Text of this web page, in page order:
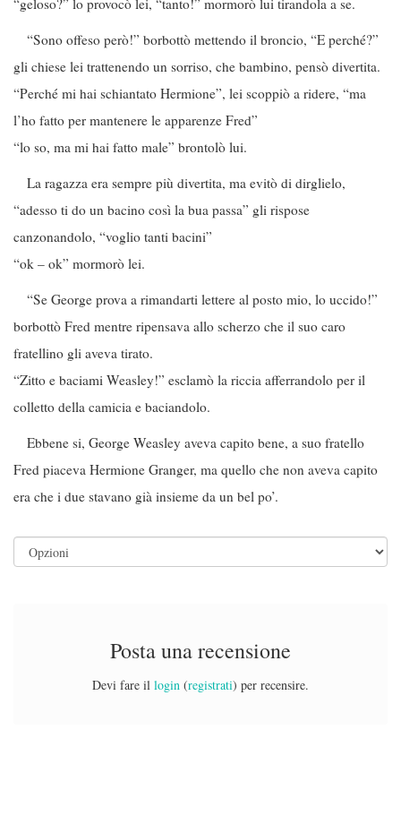
“geloso?” lo provocò lei, “tanto!” mormorò lui tirandola a se.
“Sono offeso però!” borbottò mettendo il broncio, “E perché?”
gli chiese lei trattenendo un sorriso, che bambino, pensò divertita.
“Perché mi hai schiantato Hermione”, lei scoppiò a ridere, “ma
l’ho fatto per mantenere le apparenze Fred”
“lo so, ma mi hai fatto male” brontolò lui.
La ragazza era sempre più divertita, ma evitò di dirglielo,
“adesso ti do un bacino così la bua passa” gli rispose
canzonandolo, “voglio tanti bacini”
“ok – ok” mormorò lei.
“Se George prova a rimandarti lettere al posto mio, lo uccido!”
borbottò Fred mentre ripensava allo scherzo che il suo caro
fratellino gli aveva tirato.
“Zitto e baciami Weasley!” esclamò la riccia afferrandolo per il
colletto della camicia e baciandolo.
Ebbene si, George Weasley aveva capito bene, a suo fratello
Fred piaceva Hermione Granger, ma quello che non aveva capito
era che i due stavano già insieme da un bel po’.
Posta una recensione
Devi fare il login (registrati) per recensire.